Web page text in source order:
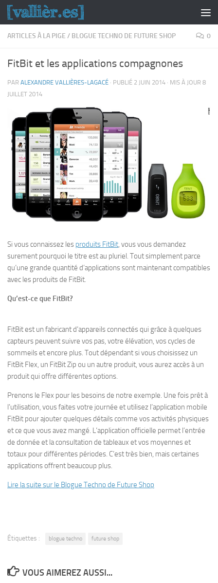
Skip to content
ARTICLES À LA PIGE / BLOGUE TECHNO DE FUTURE SHOP 0
FitBit et les applications compagnones
PAR ALEXANDRE VALLIÈRES-LAGACÉ · PUBLIÉ 2 JUIN 2014 · MIS À JOUR 8
JUILLET 2014
Si vous connaissez les produits FitBit, vous vous demandez
surement pourquoi le titre est au pluriel. Tout simplement parce
qu’une grande quantité d’applications sont maintenant compatibles
avec les produits de FitBit.
Qu’est-ce que FitBit?
FitBit est un fabricant d’appareils connectés qui grâce à quelques
capteurs peuvent suivre vos pas, votre élévation, vos cycles de
sommeils et encore plus. Tout dépendant si vous choisissez un
FitBit Flex, un FitBit Zip ou un autre produit, vous aurez accès à un
produit qui offre différentes options.
Prenons le Flex pour les besoins de notre exemple. Une fois prêt à
l’utilisation, vous faites votre journée et utilisez l’application mobile
FitBit pour ajouter quelques détails comme vos activités physiques
et ce que vous avez mangé. L’application officielle permet l’entrée
de donnée et la consultation de tableaux et vos moyennes et
totaux pour différentes périodes. C’est très bien, mais certaines
applications offrent beaucoup plus.
Lire la suite sur le Blogue Techno de Future Shop
Étiquettes : blogue techno future shop
VOUS AIMEREZ AUSSI...